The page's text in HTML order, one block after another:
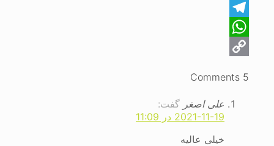
Telegram
WhatsApp
5 Comments
علی اصغر گفت:
2021-11-19 در 11:09
خیلی عالیه